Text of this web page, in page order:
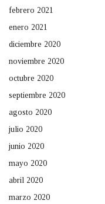
febrero 2021
enero 2021
diciembre 2020
noviembre 2020
octubre 2020
septiembre 2020
agosto 2020
julio 2020
junio 2020
mayo 2020
abril 2020
marzo 2020